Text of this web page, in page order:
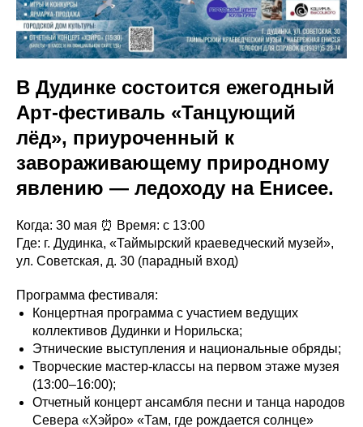
В Дудинке состоится ежегодный
Арт-фестиваль «Танцующий
лёд», приуроченный к
завораживающему природному
явлению — ледоходу на Енисее.
Когда: 30 мая ⏰ Время: с 13:00
Где: г. Дудинка, «Таймырский краеведческий музей»,
ул. Советская, д. 30 (парадный вход)
Программа фестиваля:
Концертная программа с участием ведущих
коллективов Дудинки и Норильска;
Этнические выступления и национальные обряды;
Творческие мастер-классы на первом этаже музея
(13:00–16:00);
Отчетный концерт ансамбля песни и танца народов
Севера «Хэйро» «Там, где рождается солнце»